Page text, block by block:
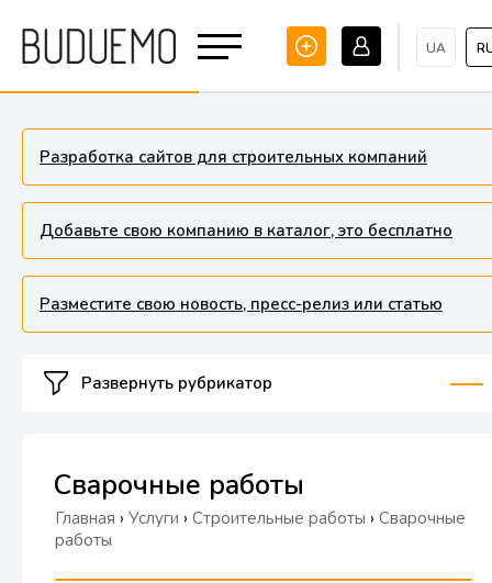
UA
Разработка сайтов для строительных компаний
Добавьте свою компанию в каталог, это бесплатно
Разместите свою новость, пресс-релиз или статью
Развернуть рубрикатор
Сварочные работы
Главная › Услуги › Строительные работы › Сварочные
работы